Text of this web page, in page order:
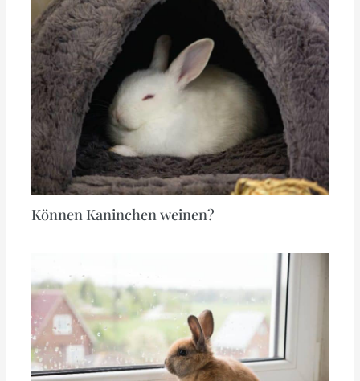
Können Kaninchen weinen?